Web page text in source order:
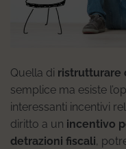
Quella di ristrutturare
semplice ma esiste
interessanti incentivi
diritto a un incentivo
detrazioni fiscali,